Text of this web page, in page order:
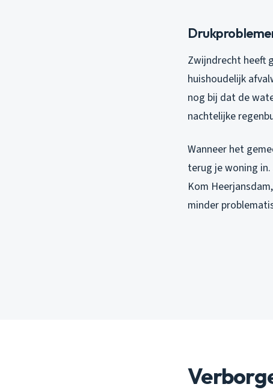
Zwijndrecht heeft
huishoudelijk
nog bij dat de
nachtelijke
Wanneer het
terug je woning
Kom
minder